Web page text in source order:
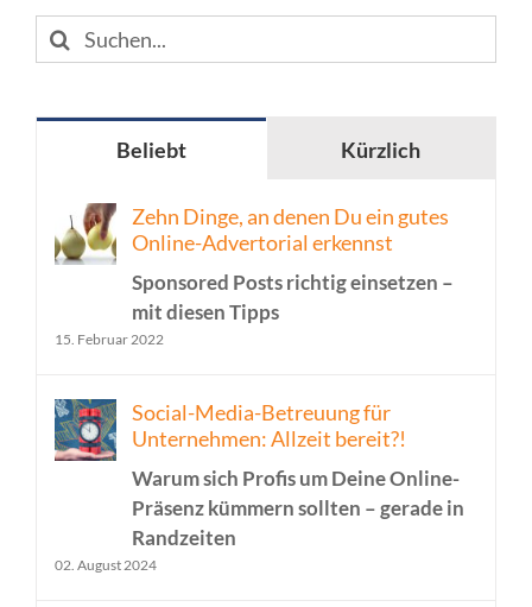
Suche
nach:
Beliebt Kürzlich
Zehn Dinge, an denen Du ein gutes
Online-Advertorial erkennst
Sponsored Posts richtig einsetzen –
mit diesen Tipps
15. Februar 2022
Social-Media-Betreuung für
Unternehmen: Allzeit bereit?!
Warum sich Profis um Deine Online-
Präsenz kümmern sollten – gerade in
Randzeiten
02. August 2024